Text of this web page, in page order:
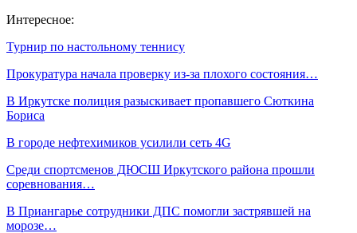
Интересное:
Турнир по настольному теннису
Прокуратура начала проверку из-за плохого состояния…
В Иркутске полиция разыскивает пропавшего Сюткина
Бориса
В городе нефтехимиков усилили сеть 4G
Среди спортсменов ДЮСШ Иркутского района прошли
соревнования…
В Приангарье сотрудники ДПС помогли застрявшей на
морозе…